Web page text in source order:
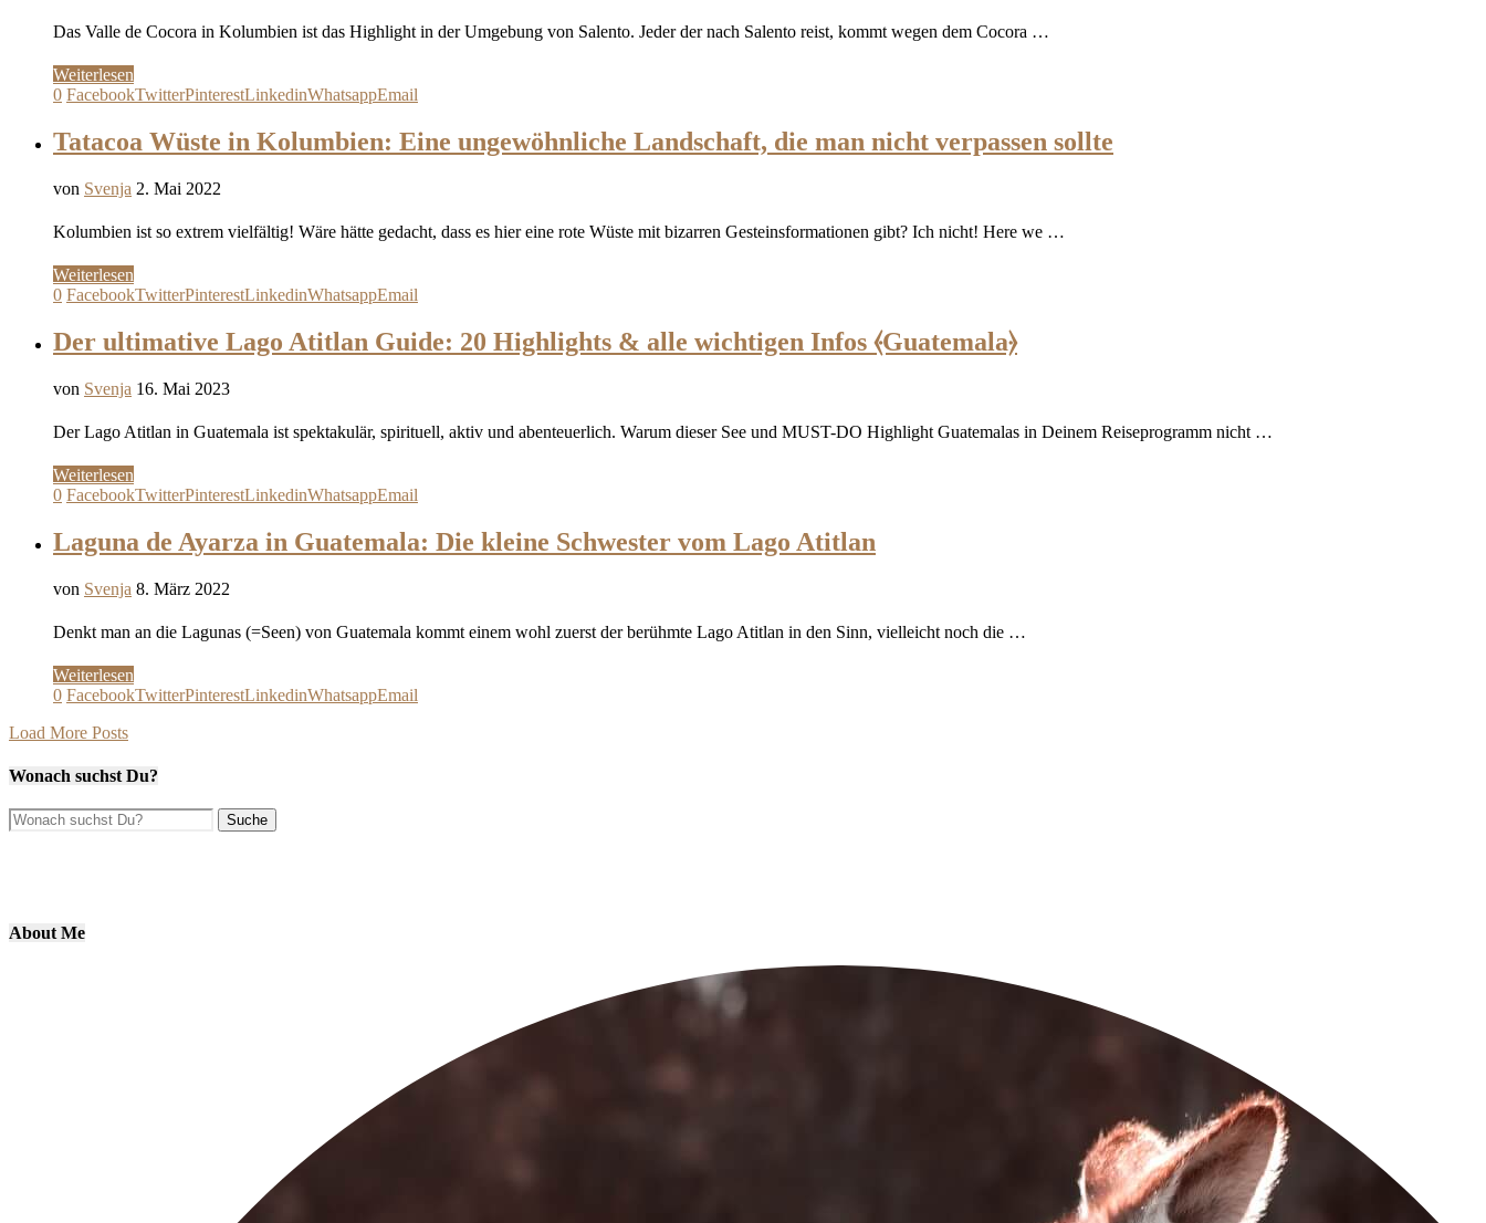
Das Valle de Cocora in Kolumbien ist das Highlight in der Umgebung von Salento. Jeder der nach Salento reist, kommt wegen dem Cocora …
Weiterlesen
0 FacebookTwitterPinterestLinkedinWhatsappEmail
Tatacoa Wüste in Kolumbien: Eine ungewöhnliche Landschaft, die man nicht verpassen sollte
von Svenja 2. Mai 2022
Kolumbien ist so extrem vielfältig! Wäre hätte gedacht, dass es hier eine rote Wüste mit bizarren Gesteinsformationen gibt? Ich nicht! Here we …
Weiterlesen
0 FacebookTwitterPinterestLinkedinWhatsappEmail
Der ultimative Lago Atitlan Guide: 20 Highlights & alle wichtigen Infos ⦑Guatemala⦒
von Svenja 16. Mai 2023
Der Lago Atitlan in Guatemala ist spektakulär, spirituell, aktiv und abenteuerlich. Warum dieser See und MUST-DO Highlight Guatemalas in Deinem Reiseprogramm nicht …
Weiterlesen
0 FacebookTwitterPinterestLinkedinWhatsappEmail
Laguna de Ayarza in Guatemala: Die kleine Schwester vom Lago Atitlan
von Svenja 8. März 2022
Denkt man an die Lagunas (=Seen) von Guatemala kommt einem wohl zuerst der berühmte Lago Atitlan in den Sinn, vielleicht noch die …
Weiterlesen
0 FacebookTwitterPinterestLinkedinWhatsappEmail
Load More Posts
Wonach suchst Du?
About Me